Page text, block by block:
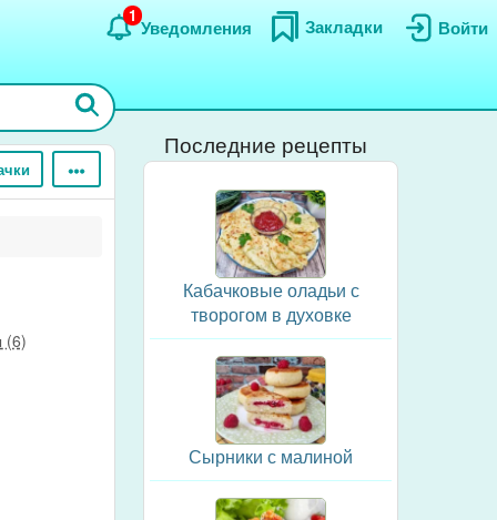
Войти
Закладки
Уведомления
1
(6)
Последние рецепты
Кабачковые оладьи с
творогом в духовке
Сырники с малиной